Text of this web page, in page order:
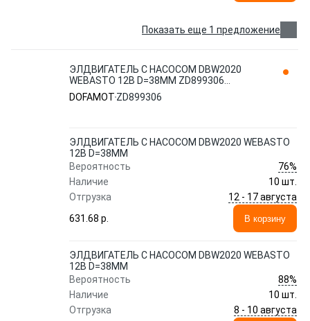
Показать еще 1 предложение
ЭЛДВИГАТЕЛЬ С НАСОСОМ DBW2020
WEBASTO 12В D=38ММ ZD899306
DOFAMOT
DOFAMOT ZD899306
ЭЛДВИГАТЕЛЬ С НАСОСОМ DBW2020 WEBASTO
12В D=38ММ
Вероятность
76%
Наличие
10 шт.
Отгрузка
12 - 17 августа
631.68 p.
В корзину
ЭЛДВИГАТЕЛЬ С НАСОСОМ DBW2020 WEBASTO
12В D=38ММ
Вероятность
88%
Наличие
10 шт.
Отгрузка
8 - 10 августа